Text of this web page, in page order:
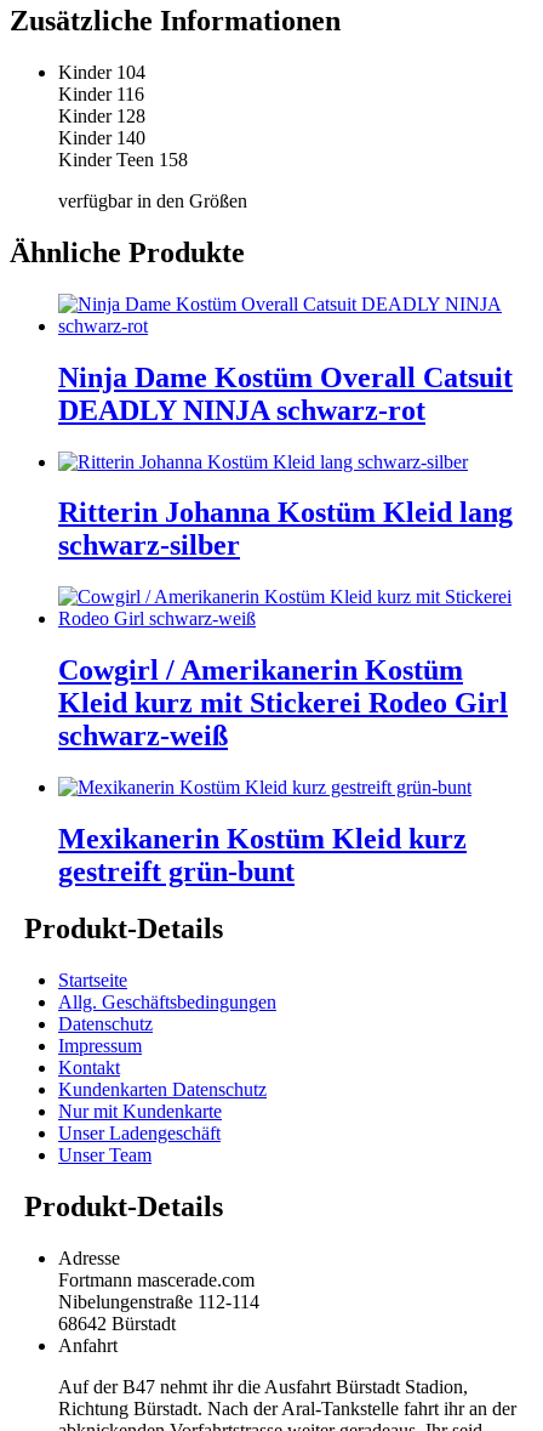
Zusätzliche Informationen
Kinder 104
Kinder 116
Kinder 128
Kinder 140
Kinder Teen 158
verfügbar in den Größen
Ähnliche Produkte
Ninja Dame Kostüm Overall Catsuit
DEADLY NINJA schwarz-rot
Ritterin Johanna Kostüm Kleid lang
schwarz-silber
Cowgirl / Amerikanerin Kostüm
Kleid kurz mit Stickerei Rodeo Girl
schwarz-weiß
Mexikanerin Kostüm Kleid kurz
gestreift grün-bunt
Produkt-Details
Startseite
Allg. Geschäftsbedingungen
Datenschutz
Impressum
Kontakt
Kundenkarten Datenschutz
Nur mit Kundenkarte
Unser Ladengeschäft
Unser Team
Produkt-Details
Adresse
Fortmann mascerade.com
Nibelungenstraße 112-114
68642 Bürstadt
Anfahrt
Auf der B47 nehmt ihr die Ausfahrt Bürstadt Stadion,
Richtung Bürstadt. Nach der Aral-Tankstelle fahrt ihr an der